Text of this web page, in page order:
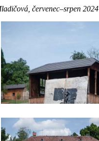
červenec–srpen 2024